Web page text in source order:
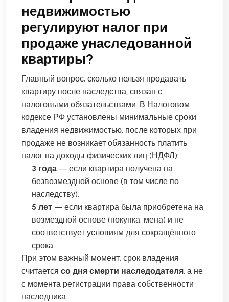
недвижимостью
регулируют налог при
продаже унаследованной
квартиры?
Главный вопрос, сколько нельзя продавать
квартиру после наследства, связан с
налоговыми обязательствами. В Налоговом
кодексе РФ установлены минимальные сроки
владения недвижимостью, после которых при
продаже не возникает обязанность платить
налог на доходы физических лиц (НДФЛ):
3 года — если квартира получена на
безвозмездной основе (в том числе по
наследству).
5 лет — если квартира была приобретена на
возмездной основе (покупка, мена) и не
соответствует условиям для сокращённого
срока.
При этом важный момент: срок владения
считается со дня смерти наследодателя, а не
с момента регистрации права собственности
наследника.